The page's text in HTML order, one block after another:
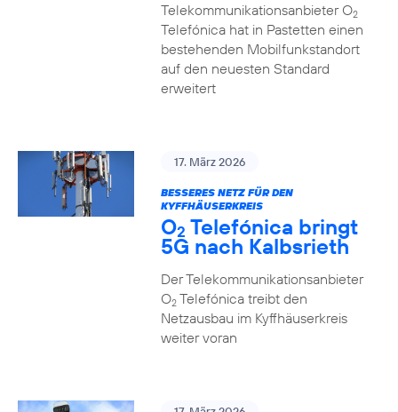
Telekommunikationsanbieter O2
Telefónica hat in Pastetten einen
bestehenden Mobilfunkstandort
auf den neuesten Standard
erweitert
17. März 2026
BESSERES NETZ FÜR DEN
KYFFHÄUSERKREIS
O2 Telefónica bringt
5G nach Kalbsrieth
Der Telekommunikationsanbieter
O2Telefónica treibt den
Netzausbau im Kyffhäuserkreis
weiter voran